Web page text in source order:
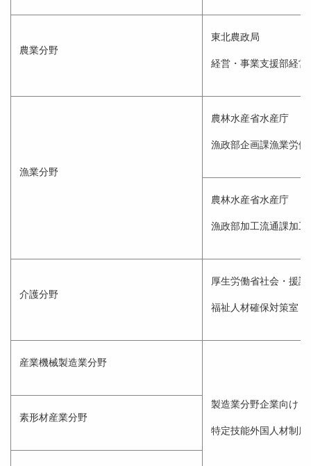
農業分野
東北農政局
経営・事業支援部経
漁業分野
農林水産省水産庁
漁政部企画課漁業労働
農林水産省水産庁
漁政部加工流通課加工
介護分野
厚生労働省社会・援護
福祉人材確保対策室
産業機械製造業分野
製造業分野企業向け
特定技能外国人材制度
素形材産業分野